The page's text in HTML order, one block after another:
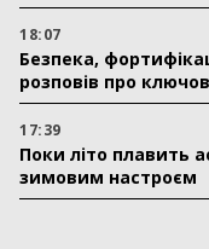
18:07
Безпека,
розповів про
17:39
Поки літо плавить
зимовим настроєм